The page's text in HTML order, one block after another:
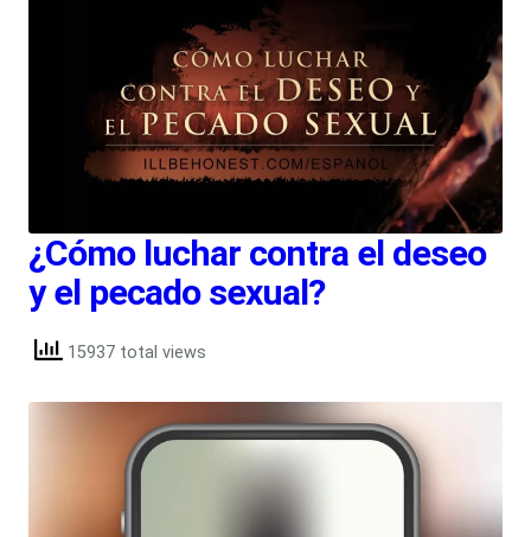
¿Cómo luchar contra el deseo
y el pecado sexual?
15937 total views